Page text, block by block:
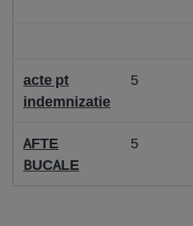
acte pt
indemnizatie
5
AFTE
BUCALE
5